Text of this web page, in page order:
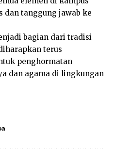
dan tanggung jawab ke
bagian dari tradisi
terus
penghormatan
dan agama di lingkungan